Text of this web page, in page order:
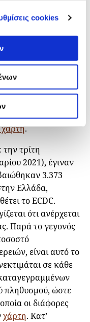
cookiesανά
της ίδιας
ECDC,
των χωρών οι
μόνο ο
και
για τις
.
τρίτη
2021), έγιναν
3.373
Ελλάδα,
το ECDC.
ότι ανέρχεται
Παρά το γεγονός
είναι αυτό το
σε κάθε
πληθυσμού, ώστε
οι διάφορες
χάρτη. Κατ’